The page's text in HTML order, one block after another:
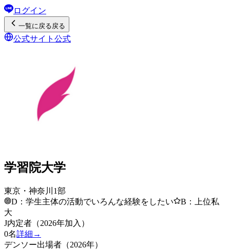
ログイン
一覧に戻る戻る
公式サイト 公式
学習院大学
東京・神奈川1部
D：学生主体の活動でいろんな経験をしたい
B：上位私
大
J内定者（2026年加入）
0名詳細→
デンソー出場者（2026年）